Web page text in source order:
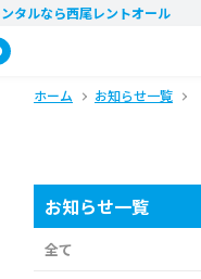
タルなら西尾レントオール
ホーム お知らせ一覧
お知らせ一覧
全て